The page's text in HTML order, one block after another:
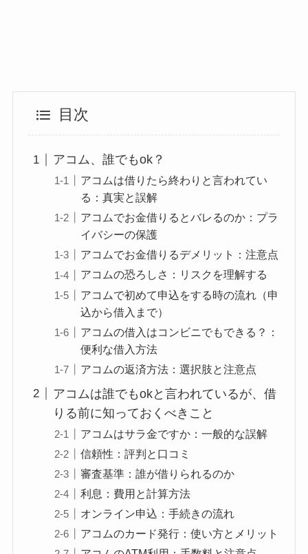
目次
アコム、誰でもok？
アコムは借りたら終わりと言われてい
る：真実と誤解
アコムでお金借りるとバレるのか：プラ
イバシーの保護
アコムでお金借りるデメリット：注意点
アコムの恐ろしさ：リスクを理解する
アコムで初めて申込をする時の流れ（申
込から借入まで）
アコムの借入はコンビニでもできる？：
便利な借入方法
アコムの返済方法：選択肢と注意点
アコムは誰でもokと言われているが、借
りる前に知っておくべきこと
アコムはサラ金ですか：一般的な誤解
信頼性：評判と口コミ
審査基準：誰が借りられるのか
利息：費用と計算方法
オンライン申込：手続きの流れ
アコムのカード発行：使い方とメリット